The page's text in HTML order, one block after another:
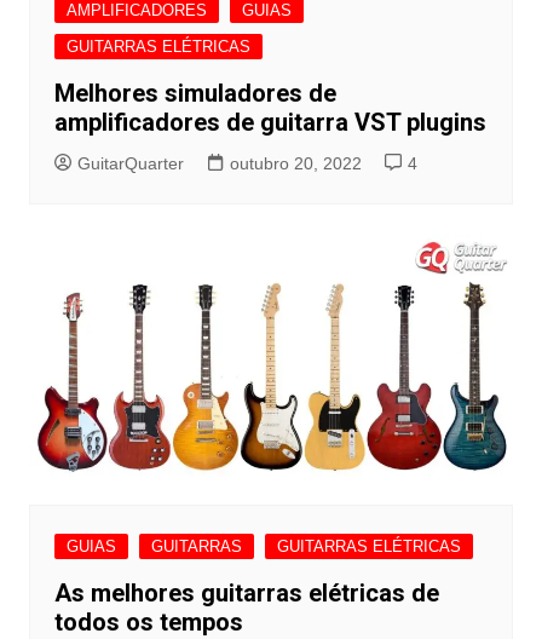
AMPLIFICADORES
GUIAS
GUITARRAS ELÉTRICAS
Melhores simuladores de
amplificadores de guitarra VST plugins
GuitarQuarter outubro 20, 2022 4
GUIAS GUITARRAS GUITARRAS ELÉTRICAS
As melhores guitarras elétricas de
todos os tempos